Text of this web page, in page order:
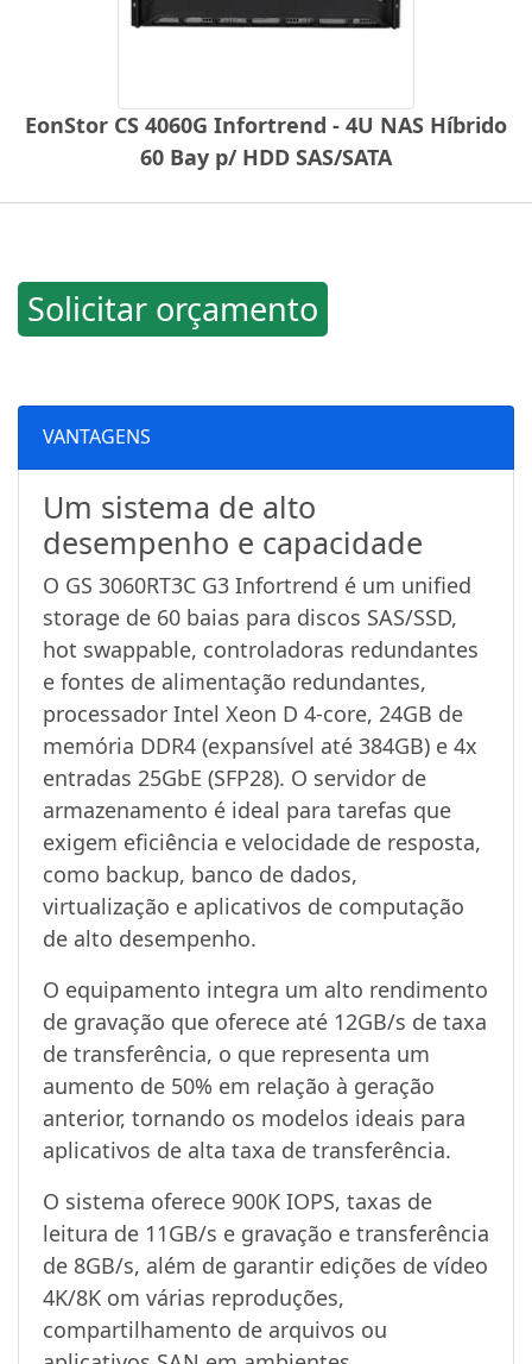
EonStor CS 4060G Infortrend - 4U NAS Híbrido
60 Bay p/ HDD SAS/SATA
Solicitar orçamento
VANTAGENS
Um sistema de alto
desempenho e capacidade
O GS 3060RT3C G3 Infortrend é um unified
storage de 60 baias para discos SAS/SSD,
hot swappable, controladoras redundantes
e fontes de alimentação redundantes,
processador Intel Xeon D 4-core, 24GB de
memória DDR4 (expansível até 384GB) e 4x
entradas 25GbE (SFP28). O servidor de
armazenamento é ideal para tarefas que
exigem eficiência e velocidade de resposta,
como backup, banco de dados,
virtualização e aplicativos de computação
de alto desempenho.
O equipamento integra um alto rendimento
de gravação que oferece até 12GB/s de taxa
de transferência, o que representa um
aumento de 50% em relação à geração
anterior, tornando os modelos ideais para
aplicativos de alta taxa de transferência.
O sistema oferece 900K IOPS, taxas de
leitura de 11GB/s e gravação e transferência
de 8GB/s, além de garantir edições de vídeo
4K/8K om várias reproduções,
compartilhamento de arquivos ou